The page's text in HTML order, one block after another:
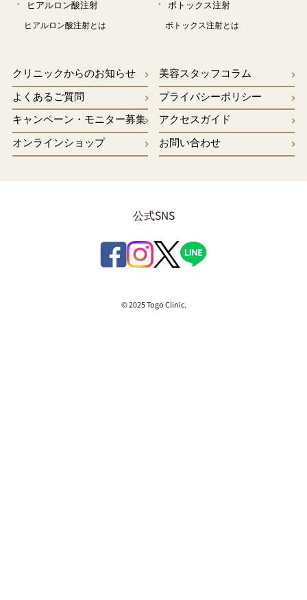
ヒアルロン酸注射
ヒアルロン酸注射とは
ボトックス注射
ボトックス注射とは
クリニックからのお知らせ
美容スタッフコラム
よくあるご質問
プライバシーポリシー
キャンペーン・モニター募集
アクセスガイド
オンラインショップ
お問い合わせ
公式SNS
© 2025 Togo Clinic.